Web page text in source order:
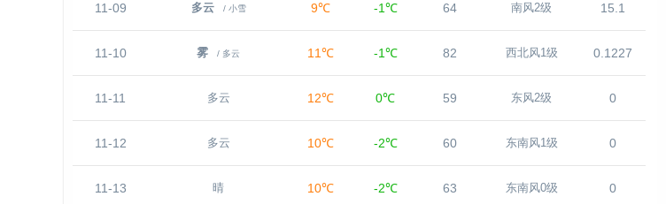
11-09 多云 / 小雪 9℃ -1℃ 64 南风2级 15.1
11-10 雾 / 多云 11℃ -1℃ 82 西北风1级 0.1227
11-11 多云 12℃ 0℃ 59 东风2级 0
11-12 多云 10℃ -2℃ 60 东南风1级 0
11-13 晴 10℃ -2℃ 63 东南风0级 0